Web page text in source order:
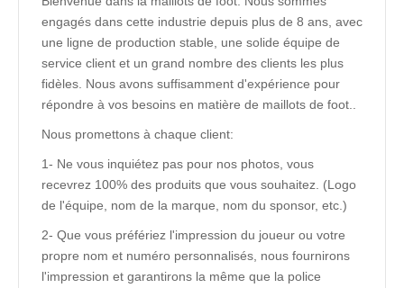
engagés dans cette industrie depuis plus de 8 ans, avec
une ligne de production stable, une solide équipe de
service client et un grand nombre des clients les plus
fidèles. Nous avons suffisamment d'expérience pour
répondre à vos besoins en matière de maillots de foot..
Nous promettons à chaque client:
1- Ne vous inquiétez pas pour nos photos, vous
recevrez 100% des produits que vous souhaitez. (Logo
de l'équipe, nom de la marque, nom du sponsor, etc.)
2- Que vous préfériez l'impression du joueur ou votre
propre nom et numéro personnalisés, nous fournirons
l'impression et garantirons la même que la police